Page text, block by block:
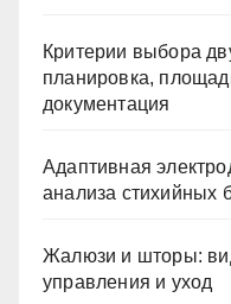
Критерии выбора
планировка,
документация
Адаптивная
анализа стихийных
Жалюзи и шторы:
управления и уход